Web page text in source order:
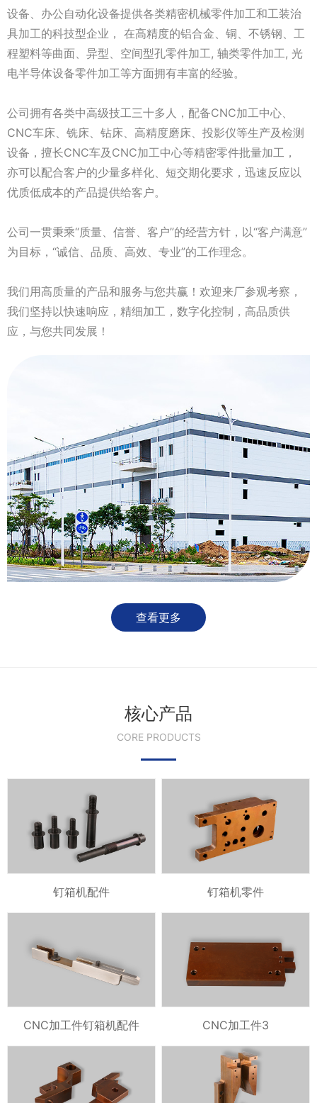
设备、办公自动化设备提供各类精密机械零件加工和工装治
具加工的科技型企业， 在高精度的铝合金、铜、不锈钢、工
程塑料等曲面、异型、空间型孔零件加工, 轴类零件加工, 光
电半导体设备零件加工等方面拥有丰富的经验。
公司拥有各类中高级技工三十多人，配备CNC加工中心、
CNC车床、铣床、钻床、高精度磨床、投影仪等生产及检测
设备，擅长CNC车及CNC加工中心等精密零件批量加工，
亦可以配合客户的少量多样化、短交期化要求，迅速反应以
优质低成本的产品提供给客户。
公司一贯秉乘“质量、信誉、客户”的经营方针，以“客户满意”
为目标，“诚信、品质、高效、专业”的工作理念。
我们用高质量的产品和服务与您共赢！欢迎来厂参观考察，
我们坚持以快速响应，精细加工，数字化控制，高品质供
应，与您共同发展！
查看更多
核心产品
CORE PRODUCTS
钉箱机配件 钉箱机零件
CNC加工件钉箱机配件 CNC加工件3